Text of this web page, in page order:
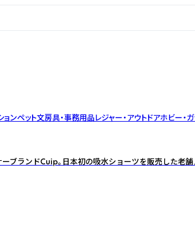
ョンペット文房具・事務用品レジャー・アウトドアホビー・
ブランドCuip。日本初の吸水ショーツを販売した老